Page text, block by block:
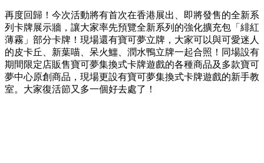
再度回歸！今次活動將有首次在香港展出、即將發售的全新系
列卡牌展示牆，讓大家率先預覽全新系列的強化擴充包「緋紅
薄霧」部分卡牌！現場還有寶可夢立牌，大家可以與可愛迷人
的皮卡丘、新葉喵、呆火鱷、潤水鴨立牌一起合照！同場設有
期間限定店販售寶可夢集換式卡牌遊戲的各種商品及多款寶可
夢中心原創商品，現場更設有寶可夢集換式卡牌遊戲的新手教
室。大家復活節又多一個好去處了！